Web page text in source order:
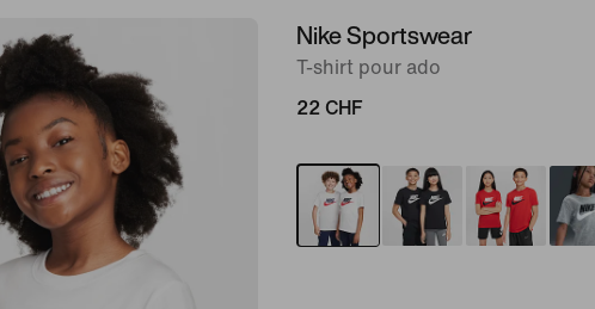
image 1Nike Sportswear
T-shirt pour ado
22 CHF